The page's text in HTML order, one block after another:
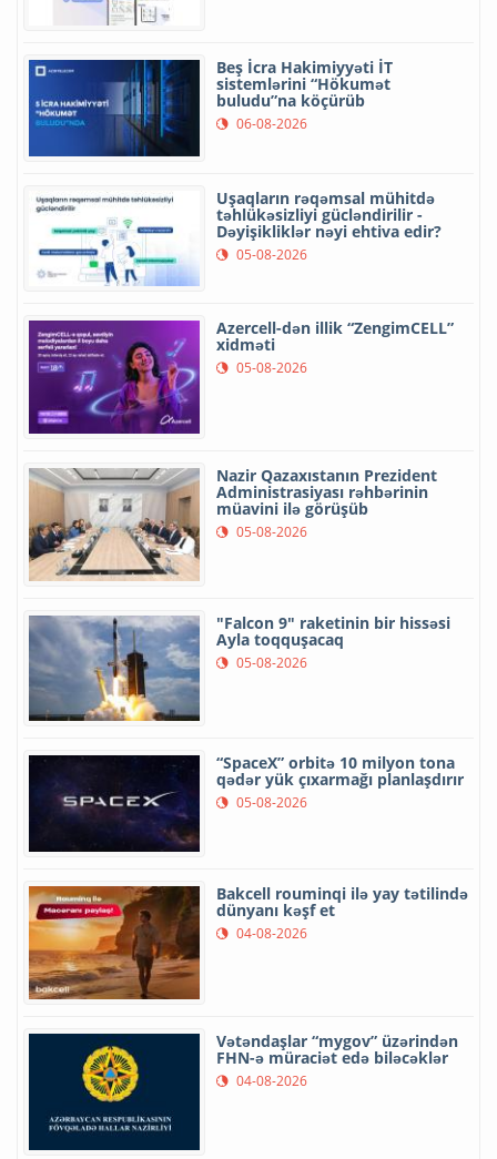
Beş İcra Hakimiyyəti İT
sistemlərini “Hökumət
buludu”na köçürüb
06-08-2026
Uşaqların rəqəmsal mühitdə
təhlükəsizliyi gücləndirilir -
Dəyişikliklər nəyi ehtiva edir?
05-08-2026
Azercell-dən illik “ZengimCELL”
xidməti
05-08-2026
Nazir Qazaxıstanın Prezident
Administrasiyası rəhbərinin
müavini ilə görüşüb
05-08-2026
"Falcon 9" raketinin bir hissəsi
Ayla toqquşacaq
05-08-2026
“SpaceX” orbitə 10 milyon tona
qədər yük çıxarmağı planlaşdırır
05-08-2026
Bakcell rouminqi ilə yay tətilində
dünyanı kəşf et
04-08-2026
Vətəndaşlar “mygov” üzərindən
FHN-ə müraciət edə biləcəklər
04-08-2026